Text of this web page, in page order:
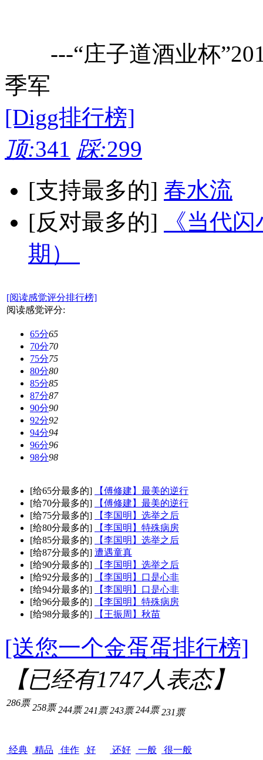
---“庄子道酒业杯
季军
[Digg排行榜]
顶:341 踩:299
[支持最多的] 春水流
[反对最多的]
《当代
期）
[阅读感觉评分排行榜]
阅读感觉评分:
65分65
70分70
75分75
80分80
85分85
87分87
90分90
92分92
94分94
96分96
98分98
[给65分最多的]
【傅修建】最美的逆行
[给70分最多的]
【傅修建】最美的逆行
[给75分最多的]
【李国明】选举之后
[给80分最多的]
【李国明】特殊病房
[给85分最多的]
【李国明】选举之后
[给87分最多的] 遭遇童真
[给90分最多的]
【李国明】选举之后
[给92分最多的]
【李国明】口是心非
[给94分最多的]
【李国明】口是心非
[给96分最多的]
【李国明】特殊病房
[给98分最多的]
【王振周】秋苗
[送您一个金蛋蛋排行榜]
【已经有1747人表态】
286票
经典
258票
精品
244票
佳作
241票
好
243票
还好
244票
一般
231票
很一般